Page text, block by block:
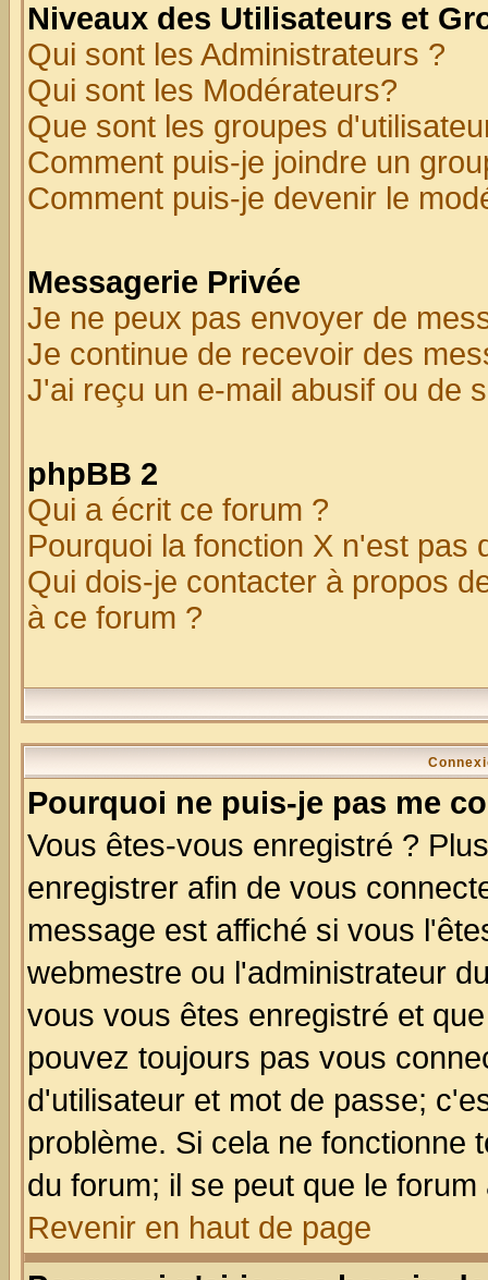
Niveaux des Utilisateurs et
Qui sont les Administrateurs ?
Qui sont les Modérateurs?
Que sont les groupes
Comment puis-je joindre un
Comment puis-je devenir le
Messagerie Privée
Je ne peux pas envoyer de
Je continue de recevoir des
J'ai reçu un e-mail abusif ou de
phpBB 2
Qui a écrit ce forum ?
Pourquoi la fonction X n'est pas
Qui dois-je contacter à propos
à ce forum ?
Pourquoi ne puis-je pas me
Vous êtes-vous enregistré ?
enregistrer afin de vous
message est affiché si vous
webmestre ou l'administrateur
vous vous êtes enregistré et
pouvez toujours pas vous
d'utilisateur et mot de passe;
problème. Si cela ne fonctionne
du forum; il se peut que le
Revenir en haut de page